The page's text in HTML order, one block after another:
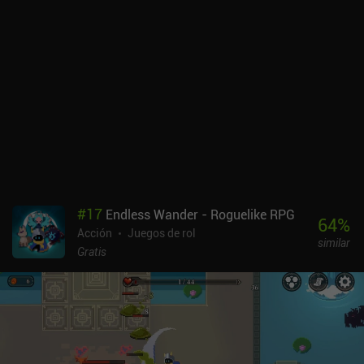
batalla a menudo nos cuestan la vida. Skul: The Hero Slayer es un
juego premium de 7,99 $ sin anuncios ni iAPs. A pesar del molesto
lag y la falta de respuesta de los controles, el juego sigue
ofreciendo un gran entretenimiento a los fans de los juegos de
plataformas de acción. Esperemos que estos problemas se
solucionen en el futuro.
#17 Endless Wander - Roguelike RPG
Acción
Juegos de rol
Gratis
64%
similar